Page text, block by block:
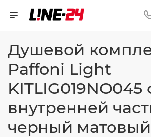
Душевой
Paffoni Light
KITLIG019NO045
внутренней
черный матовый